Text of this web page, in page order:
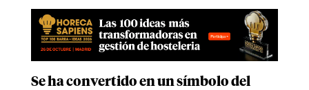
Se ha convertido en un símbolo del